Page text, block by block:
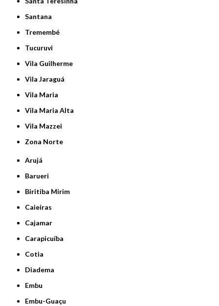
Santana
Tremembé
Tucuruvi
Vila Guilherme
Vila Jaraguá
Vila Maria
Vila Maria Alta
Vila Mazzei
Zona Norte
Arujá
Barueri
Biritiba Mirim
Caieiras
Cajamar
Carapicuíba
Cotia
Diadema
Embu
Embu-Guaçu